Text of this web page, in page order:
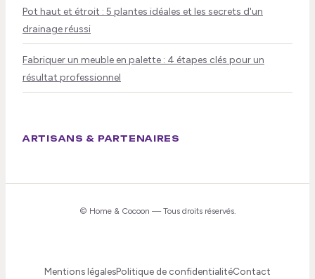
Pot haut et étroit : 5 plantes idéales et les secrets d'un
drainage réussi
Fabriquer un meuble en palette : 4 étapes clés pour un
résultat professionnel
ARTISANS & PARTENAIRES
© Home & Cocoon — Tous droits réservés.
Mentions légalesPolitique de confidentialitéContact